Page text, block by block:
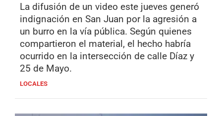
La difusión de un video este jueves generó
indignación en San Juan por la agresión a
un burro en la vía pública. Según quienes
compartieron el material, el hecho habría
ocurrido en la intersección de calle Díaz y
25 de Mayo.
LOCALES